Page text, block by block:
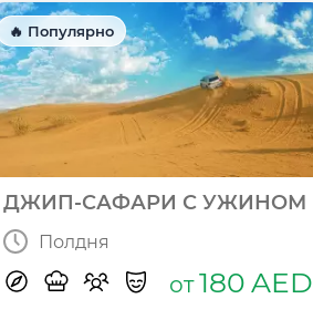
🔥 Популярно
ДЖИП-САФАРИ С УЖИНОМ
Полдня
от 180 AED